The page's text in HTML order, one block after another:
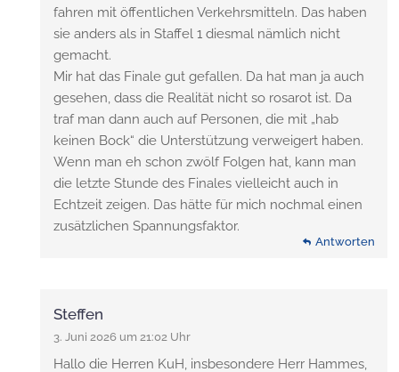
fahren mit öffentlichen Verkehrsmitteln. Das haben
sie anders als in Staffel 1 diesmal nämlich nicht
gemacht.
Mir hat das Finale gut gefallen. Da hat man ja auch
gesehen, dass die Realität nicht so rosarot ist. Da
traf man dann auch auf Personen, die mit „hab
keinen Bock“ die Unterstützung verweigert haben.
Wenn man eh schon zwölf Folgen hat, kann man
die letzte Stunde des Finales vielleicht auch in
Echtzeit zeigen. Das hätte für mich nochmal einen
zusätzlichen Spannungsfaktor.
Antworten
Steffen
3. Juni 2026 um 21:02 Uhr
Hallo die Herren KuH, insbesondere Herr Hammes,